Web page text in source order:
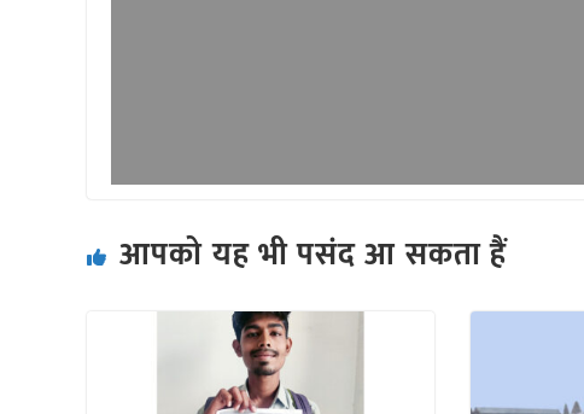
आपको यह भी पसंद आ सकता हैं